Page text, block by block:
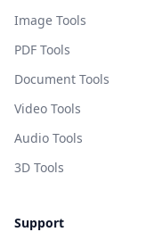
Image Tools
PDF Tools
Document Tools
Video Tools
Audio Tools
3D Tools
Support